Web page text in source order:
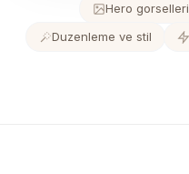
Hero gorselleri
Duzenleme ve stil